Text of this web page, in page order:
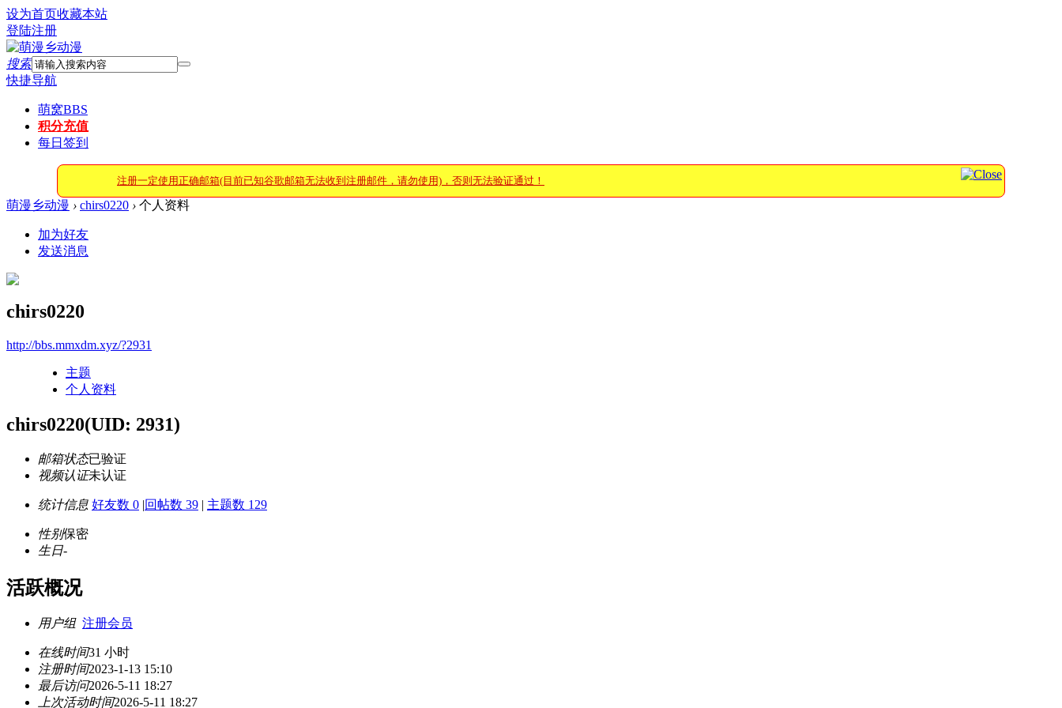
设为首页收藏本站
登陆注册
搜索
快捷导航
萌窝BBS
积分充值
每日签到
注册一定使用正确邮箱(目前已知谷歌邮箱无法收到注册邮件，请勿使用)，否则无法验证通过！
萌漫乡动漫 › chirs0220 › 个人资料
加为好友
发送消息
chirs0220
http://bbs.mmxdm.xyz/?2931
主题
个人资料
chirs0220(UID: 2931)
邮箱状态已验证
视频认证未认证
统计信息 好友数 0 |回帖数 39 | 主题数 129
性别保密
生日-
活跃概况
用户组 注册会员
在线时间31 小时
注册时间2023-1-13 15:10
最后访问2026-5-11 18:27
上次活动时间2026-5-11 18:27